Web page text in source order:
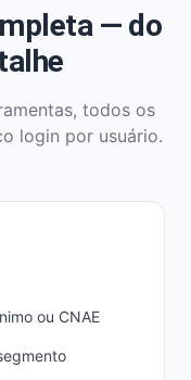
— do
todos os
login por usuário.
ou CNAE